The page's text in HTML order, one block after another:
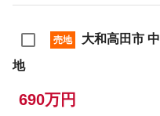
売地
大和高田市
地
690万円